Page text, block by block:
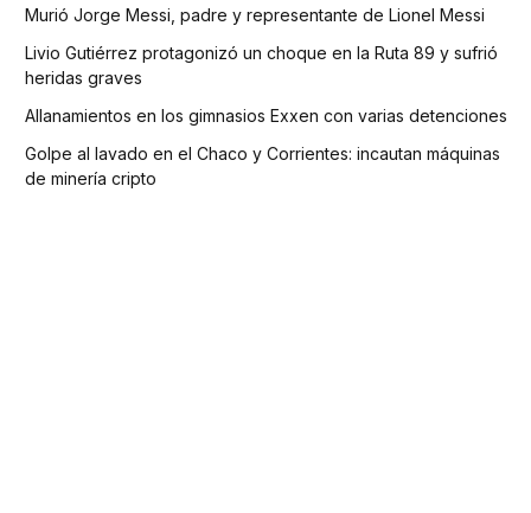
Murió Jorge Messi, padre y representante de Lionel Messi
Livio Gutiérrez protagonizó un choque en la Ruta 89 y sufrió
heridas graves
Allanamientos en los gimnasios Exxen con varias detenciones
Golpe al lavado en el Chaco y Corrientes: incautan máquinas
de minería cripto